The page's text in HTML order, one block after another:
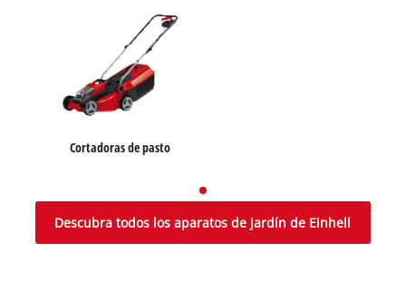
Cortadoras de pasto
Recortadoras / Guadañas
Bombas de agua
Cortasetos
Descubra todos los aparatos de jardín de Einhell